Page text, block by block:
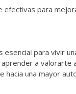
efectivas para
para vivir
a valorarte
una mayor